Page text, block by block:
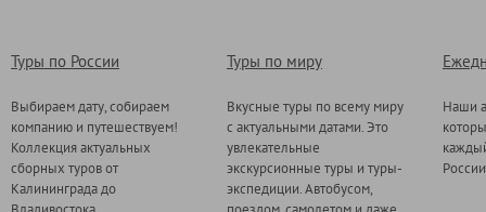
Туры по России
Выбираем дату, собираем
компанию и путешествуем!
Коллекция актуальных
сборных туров от
Калининграда до
Туры по миру
Вкусные туры по всему миру
с актуальными датами. Это
увлекательные
экскурсионные туры и туры-
экспедиции. Автобусом,
Наши